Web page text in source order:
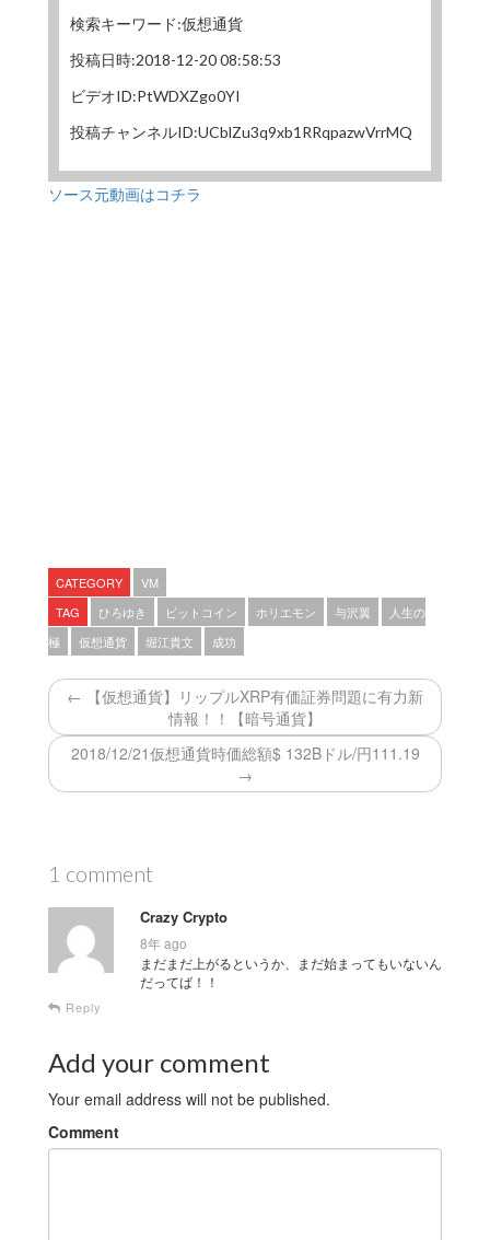
検索キーワード:仮想通貨
投稿日時:2018-12-20 08:58:53
ビデオID:PtWDXZgo0YI
投稿チャンネルID:UCblZu3q9xb1RRqpazwVrrMQ
ソース元動画はコチラ
CATEGORY
VM
TAG
ひろゆき ビットコイン ホリエモン 与沢翼
人生の
極
仮想通貨 堀江貴文 成功
← 【仮想通貨】リップルXRP有価証券問題に有力新
情報！！【暗号通貨】
2018/12/21仮想通貨時価総額$ 132Bドル/円111.19
→
1 comment
Crazy Crypto
8年 ago
まだまだ上がるというか、まだ始まってもいないん
だってば！！
Reply
Add your comment
Your email address will not be published.
Comment